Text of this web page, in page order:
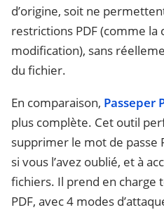
d’origine, soit ne
restrictions PDF (comme la
modification), sans
du fichier.
En comparaison, Passeper
plus complète. Cet outil
supprimer le mot de passe
si vous l’avez oublié, et à
fichiers. Il prend en charge
PDF, avec 4 modes